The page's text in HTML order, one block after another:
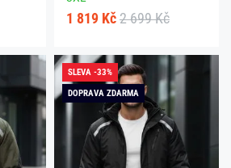
1 819 Kč 2 699 Kč
SLEVA -33%
DOPRAVA ZDARMA